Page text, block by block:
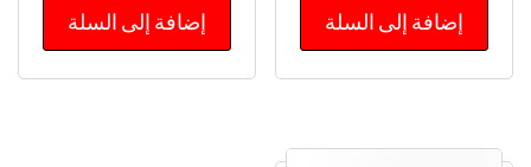
إضافة إلى السلة إضافة إلى السلة